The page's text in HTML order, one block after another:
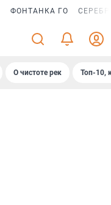
ФОНТАНКА ГО
О чистоте рек Топ-10,